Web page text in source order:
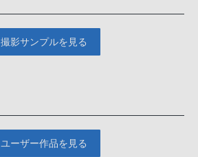
撮影サンプルを見る
ユーザー作品を見る